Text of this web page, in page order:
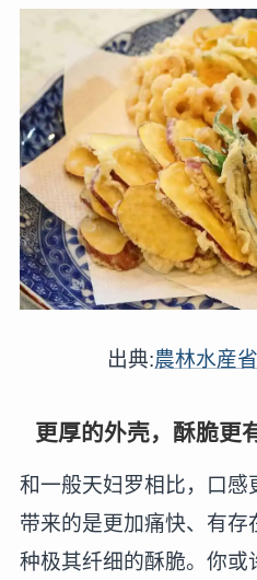
出典:農林水産
更厚的外壳，酥脆更
和一般天妇罗相比，口感
带来的是更加痛快、有存
种极其纤细的酥脆。你或